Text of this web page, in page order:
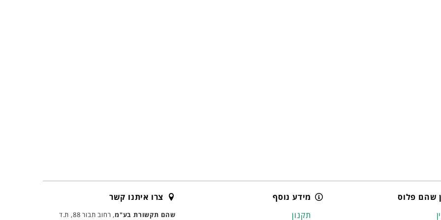
צרו איתנו קשר
שהם תקשורת בע"מ
, רחוב תבור 88, ת.ד
מידע נוסף
תקנון
שהם פלוס